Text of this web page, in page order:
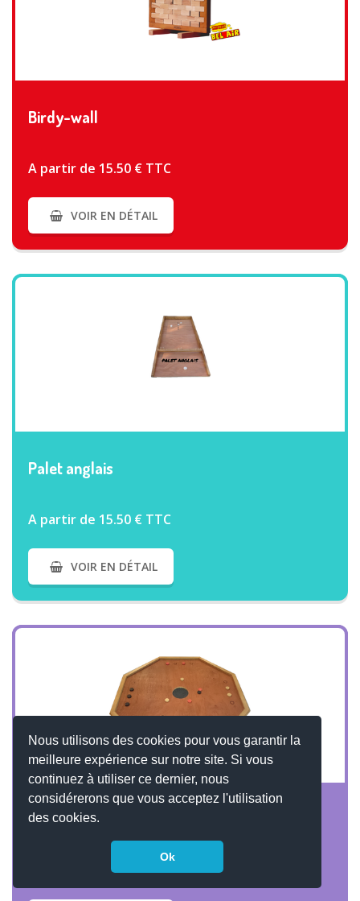
Nous utilisons des cookies pour vous garantir la
meilleure expérience sur notre site. Si vous
continuez à utiliser ce dernier, nous
considérerons que vous acceptez l'utilisation
des cookies.
Ok
VOIR PLUS
Birdy-wall
A partir de 15.50 € TTC
VOIR EN DÉTAIL
VOIR PLUS
Palet anglais
A partir de 15.50 € TTC
VOIR EN DÉTAIL
VOIR PLUS
Trou noir
A partir de 15.50 € TTC